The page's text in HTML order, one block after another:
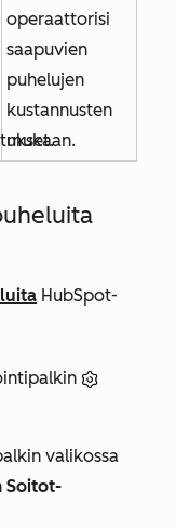
operaattorisi
saapuvien
puhelujen
kustannusten
mukaan.
HubSpot-
valikossa
Soitot-